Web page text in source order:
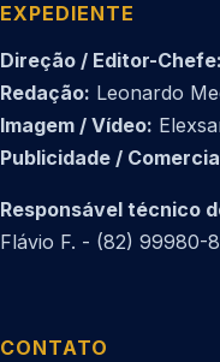
EXPEDIENTE
Direção / Editor-Chefe:
Redação: Leonardo
Imagem / Vídeo:
Publicidade /
Responsável técnico
Flávio F. - (82) 99980-
CONTATO